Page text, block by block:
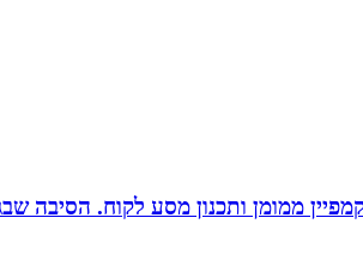
קמפיין ממומן ותכנון מסע לקוח. הסיבה